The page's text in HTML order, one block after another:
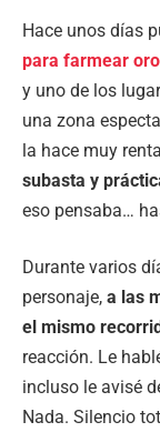
Hace unos días
para farmear
y uno de los
una zona
la hace muy
subasta y
eso pensaba…
Durante varios
personaje, a las
el mismo
reacción. Le
incluso le avisé
Nada. Silencio